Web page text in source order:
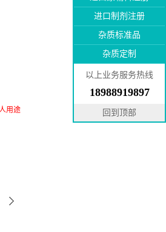
用途
进口制剂注册
杂质标准品
杂质定制
以上业务服务热线
18988919897
回到顶部